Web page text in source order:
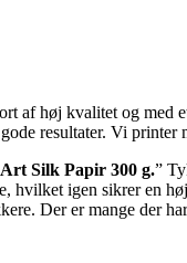
af høj kvalitet og
resultater. Vi
Silk Papir 300 g.”
hvilket igen sikrer en
Der er mange der